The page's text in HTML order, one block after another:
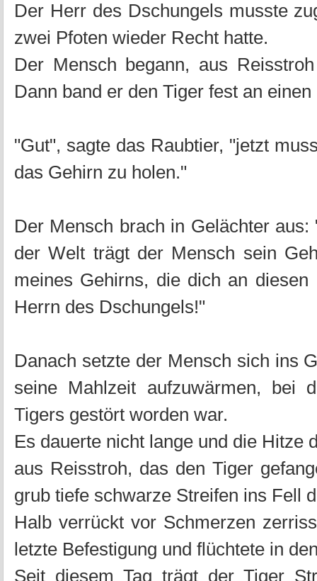
Der Herr des Dschungels musste
zwei Pfoten wieder Recht hatte.
Der Mensch begann, aus
Dann band er den Tiger fest an
"Gut", sagte das Raubtier, "jetzt
das Gehirn zu holen."
Der Mensch brach in Gelächter
der Welt trägt der Mensch sein
meines Gehirns, die dich an
Herrn des Dschungels!"
Danach setzte der Mensch sich ins
seine Mahlzeit aufzuwärmen, bei
Tigers gestört worden war.
Es dauerte nicht lange und die Hitze
aus Reisstroh, das den Tiger
grub tiefe schwarze Streifen ins Fell
Halb verrückt vor Schmerzen
letzte Befestigung und flüchtete in
Seit diesem Tag trägt der Tiger